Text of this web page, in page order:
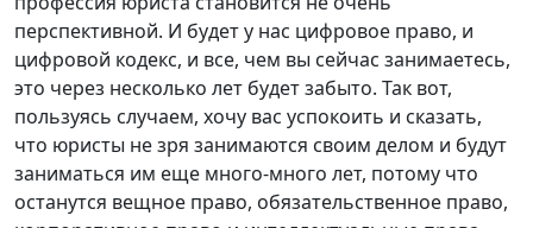
перспективной. И будет у нас цифровое право, и
цифровой кодекс, и все, чем вы сейчас занимаетесь,
это через несколько лет будет забыто. Так вот,
пользуясь случаем, хочу вас успокоить и сказать,
что юристы не зря занимаются своим делом и будут
заниматься им еще много-много лет, потому что
останутся вещное право, обязательственное право,